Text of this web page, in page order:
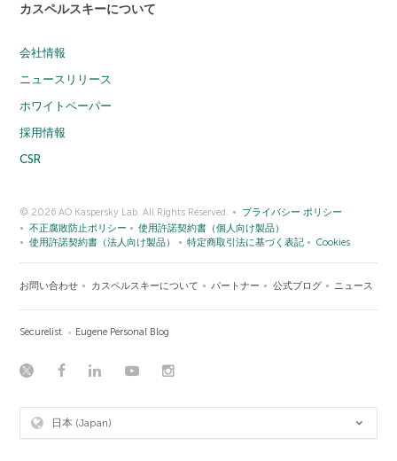
カスペルスキーについて
会社情報
ニュースリリース
ホワイトペーパー
採用情報
CSR
© 2026 AO Kaspersky Lab. All Rights Reserved.
プライバシー ポリシー
不正腐敗防止ポリシー
使用許諾契約書（個人向け製品）
使用許諾契約書（法人向け製品）
特定商取引法に基づく表記 Cookies
お問い合わせ カスペルスキーについて パートナー 公式ブログ ニュース
Securelist Eugene Personal Blog
日本 (Japan)